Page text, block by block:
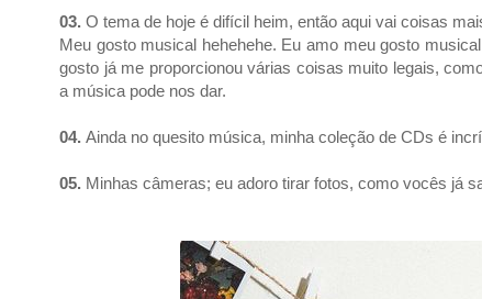
03. O tema de hoje é difícil heim, então aqui vai coisas
Meu gosto musical hehehehe. Eu amo meu gosto
gosto já me proporcionou várias coisas muito legais,
a música pode nos dar.
04. Ainda no quesito música, minha coleção de CDs é
05. Minhas câmeras; eu adoro tirar fotos, como vocês já